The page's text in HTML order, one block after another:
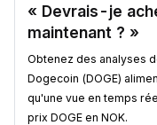
« Devrais-je
maintenant ? »
Obtenez des analyses
Dogecoin (DOGE)
qu'une vue en temps
prix DOGE en NOK.